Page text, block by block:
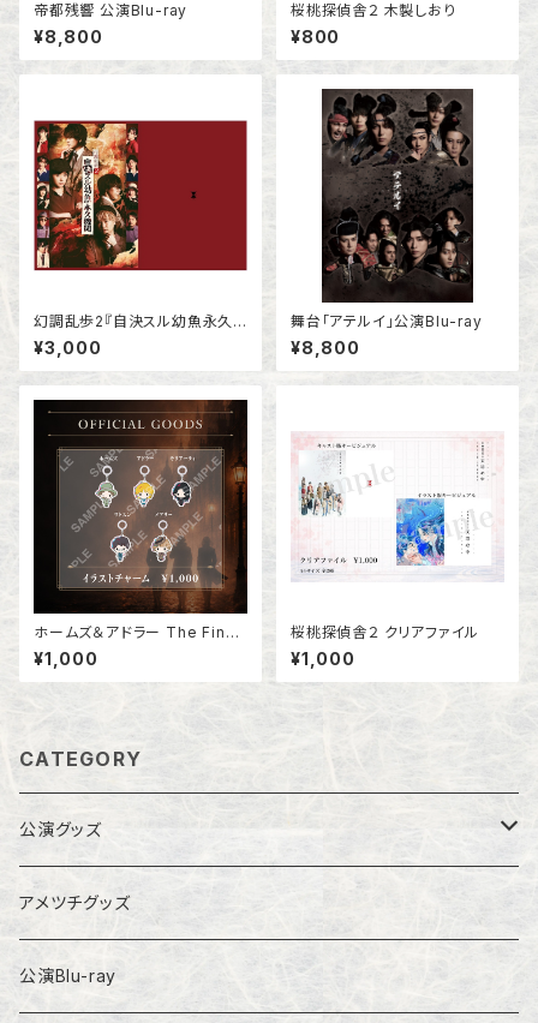
帝都残響 公演Blu-ray
¥8,800
桜桃探偵舎２ 木製しおり
¥800
幻調乱歩2『自決スル幼魚永久
機関』公演パンフレット
¥3,000
舞台「アテルイ」公演Blu-ray
¥8,800
ホームズ＆アドラー The Final
Problem イラストチャーム
¥1,000
桜桃探偵舎２ クリアファイル
¥1,000
CATEGORY
公演グッズ
幻調乱歩シリーズ
その他
アメツチグッズ
公演Blu-ray